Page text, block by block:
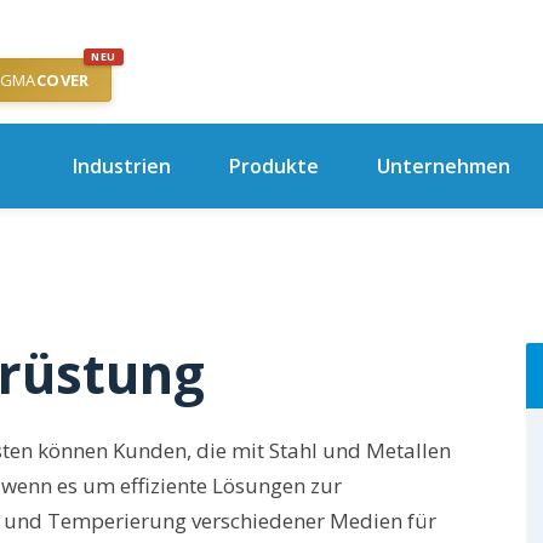
COVER
NEU
Industrien Produkte Unternehmen
können Kunden, die mit Stahl und Metallen
es um effiziente Lösungen zur
Temperierung verschiedener Medien für